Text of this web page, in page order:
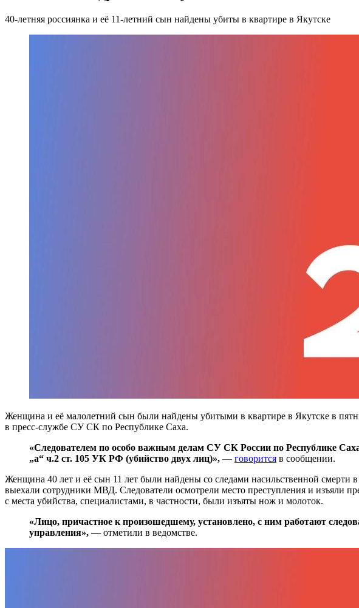
40-летняя россиянка и её 11-летний сын найдены убиты в квартире в Якутске
Женщина и её малолетний сын были найдены убитыми в квартире в Якутске в
в пресс-службе СУ СК по Республике Саха.
«Следователем по особо важным делам СУ СК России по Республике
„а“ ч.2 ст. 105 УК РФ (убийство двух лиц)», — говорится в сообщении.
Женщина 40 лет и её сын 11 лет были найдены со следами насильственной смерти
выехали сотрудники МВД. Следователи осмотрели место преступления и изъяли
с места убийства, специалистами, в частности, были изъяты нож и молоток.
«Лицо, причастное к произошедшему, установлено, с ним работают
управления», — отметили в ведомстве.